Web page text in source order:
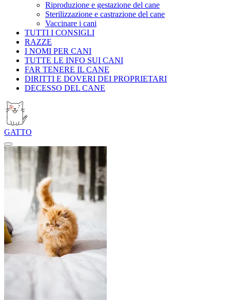
Riproduzione e gestazione del cane
Sterilizzazione e castrazione del cane
Vaccinare i cani
TUTTI I CONSIGLI
RAZZE
I NOMI PER CANI
TUTTE LE INFO SUI CANI
FAR TENERE IL CANE
DIRITTI E DOVERI DEI PROPRIETARI
DECESSO DEL CANE
GATTO